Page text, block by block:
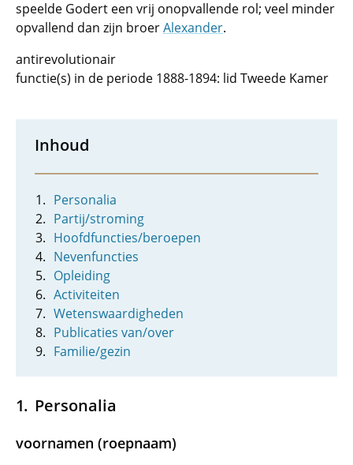
speelde Godert een vrij onopvallende rol; veel minder
opvallend dan zijn broerAlexander.
antirevolutionair
functie(s) in de periode 1888-1894: lid Tweede Kamer
Inhoud
Personalia
Partij/stroming
Hoofdfuncties/beroepen
Nevenfuncties
Opleiding
Activiteiten
Wetenswaardigheden
Publicaties van/over
Familie/gezin
Personalia
voornamen (roepnaam)